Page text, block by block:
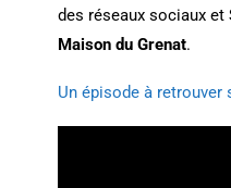
des réseaux sociaux et
Maison du Grenat.
Un épisode à retrouver